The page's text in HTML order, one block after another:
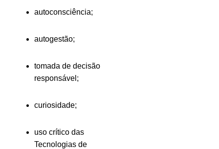
autoconsciência;
autogestão;
tomada de decisão
responsável;
curiosidade;
uso crítico das
Tecnologias de